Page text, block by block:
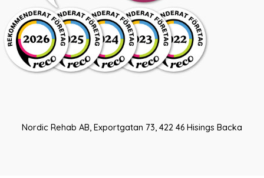
Nordic Rehab AB, Exportgatan 73, 422 46 Hisings Backa